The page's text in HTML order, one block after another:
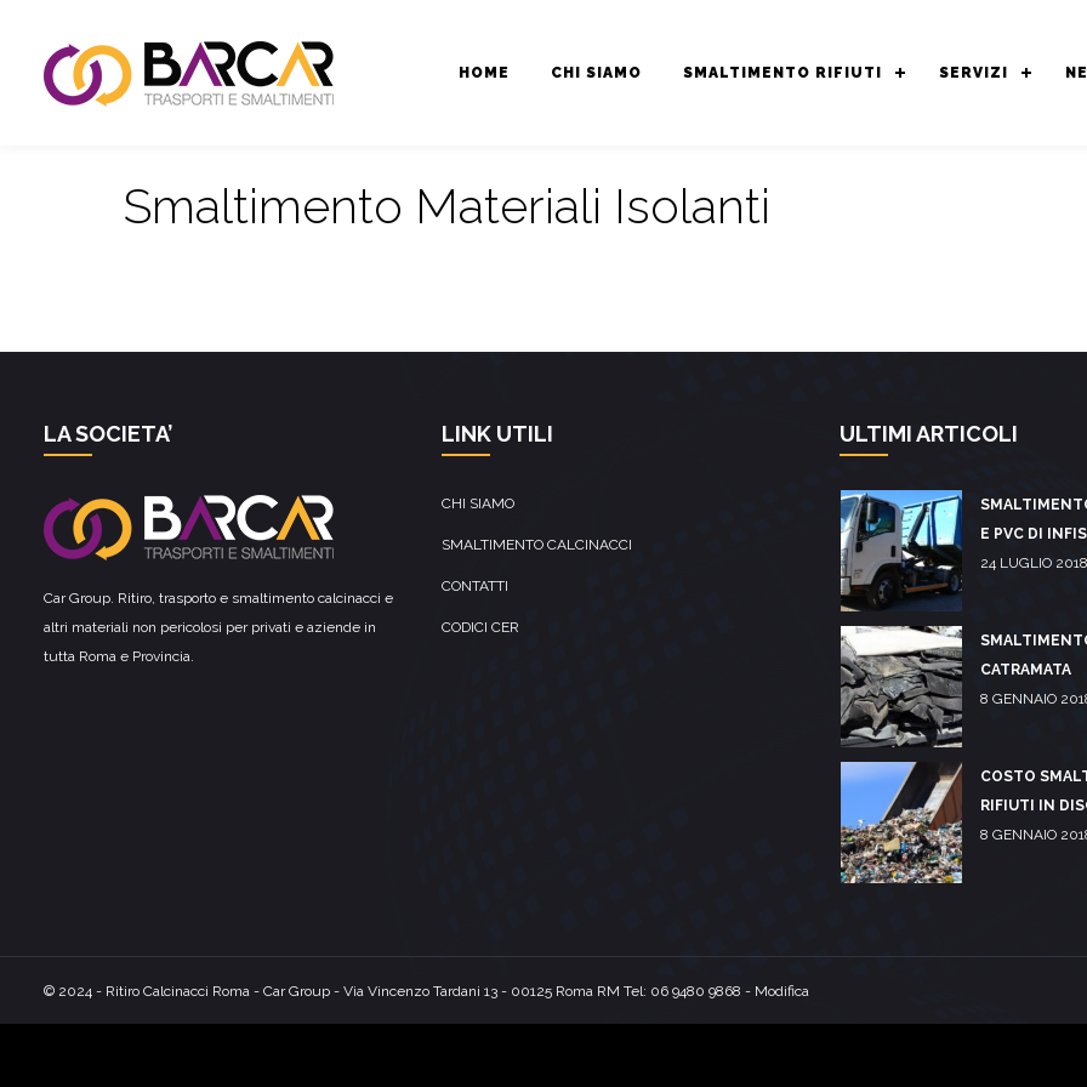
HOME CHI SIAMO SMALTIMENTO RIFIUTI SERVIZI
Smaltimento Materiali Isolanti
LA SOCIETA’
Car Group. Ritiro, trasporto e smaltimento calcinacci e
altri materiali non pericolosi per privati e aziende in
tutta Roma e Provincia.
LINK UTILI
CHI SIAMO
SMALTIMENTO CALCINACCI
CONTATTI
CODICI CER
ULTIMI ARTICOLI
E PVC DI
24 LUGLIO 2018
CATRAMATA
8 GENNAIO
COSTO
RIFIUTI IN
8 GENNAIO
© 2024 - Ritiro Calcinacci Roma - Car Group - Via Vincenzo Tardani 13 - 00125 Roma RM Tel: 06 9480 9868 - Modifica